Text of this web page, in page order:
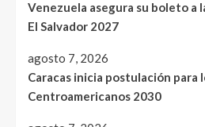
Venezuela asegura su boleto a
El Salvador 2027
agosto 7, 2026
Caracas inicia postulación para
Centroamericanos 2030